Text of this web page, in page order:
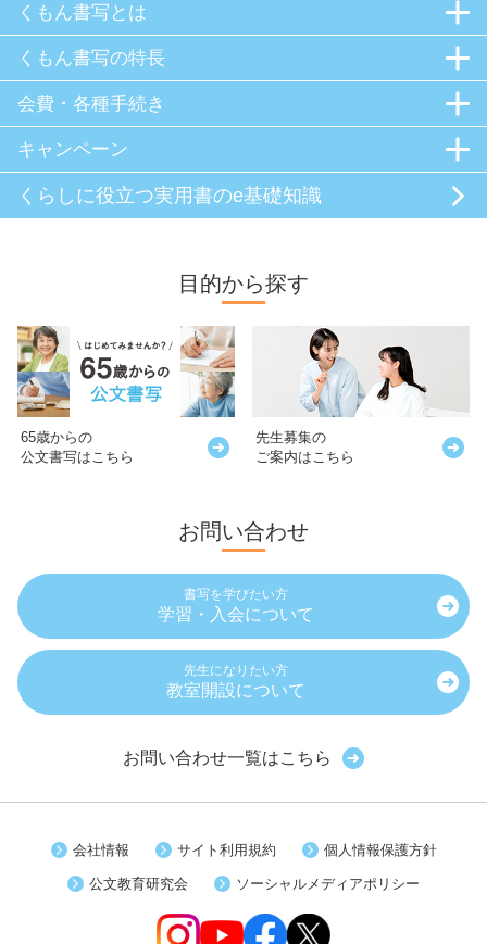
くもん書写とは
くもん書写の特長
会費・各種手続き
キャンペーン
くらしに役立つ実用書のe基礎知識
目的から探す
65歳からの
公文書写はこちら
先生募集の
ご案内はこちら
お問い合わせ
書写を学びたい方
学習・入会について
先生になりたい方
教室開設について
お問い合わせ一覧はこちら
会社情報 サイト利用規約 個人情報保護方針
公文教育研究会 ソーシャルメディアポリシー